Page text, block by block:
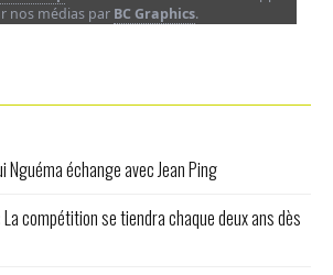
nos médias par BC Graphics.
Nguéma échange avec Jean Ping
compétition se tiendra chaque deux ans dès